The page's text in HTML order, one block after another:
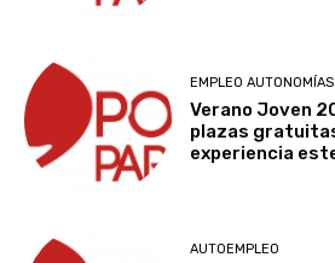
EMPLEO AUTONOMÍAS
Verano Joven
plazas
experiencia
AUTOEMPLEO